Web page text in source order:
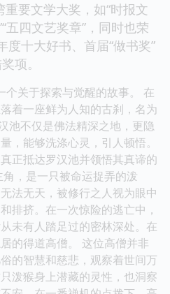
要文学大奖，如“时报文
五四文艺奖章”，同时也荣
度十大好书、首届“做书奖”
项。
个关于探索与觉醒的故事。 在
着一座鲜为人知的古刹，名为
池不仅是佛法精深之地，更隐
，能够洗涤心灵，引人顿悟。
正抵达罗汉池并领悟其真谛的
，是一只被命运捉弄的泼
法无天，被修行之人视为眼中
排挤。在一次惊险的逃亡中，
未有人踏足过的密林深处。在
的得道高僧。 这位高僧并非
的智慧和慈悲，观察着世间万
泼猴身上潜藏的灵性，也洞察